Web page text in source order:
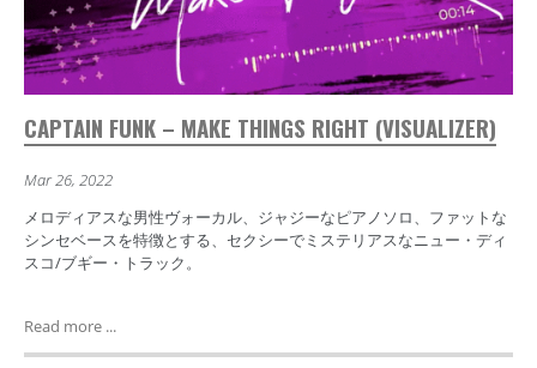
CAPTAIN FUNK – MAKE THINGS RIGHT (VISUALIZER)
Mar 26, 2022
メロディアスな男性ヴォーカル、ジャジーなピアノソロ、ファットな
シンセベースを特徴とする、セクシーでミステリアスなニュー・ディ
スコ/ブギー・トラック。
Read more ...